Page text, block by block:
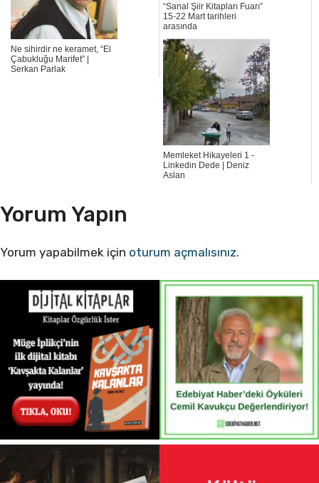
Ne sihirdir ne keramet, “El
Çabukluğu Marifet” |
Serkan Parlak
“Sanal Şiir Kitapları Fuarı”
15-22 Mart tarihleri
arasında
Memleket Hikayeleri 1 -
Linkedin Dede | Deniz
Aslan
Yorum Yapın
Yorum yapabilmek için oturum açmalısınız.